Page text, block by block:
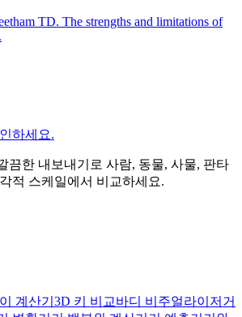
TD. The strengths and limitations of
하세요.
끔한 내보내기로 사람, 동물, 사물, 판타
적 스케일에서 비교하세요.
계산기 3D 키 비교바디 비주얼라이저 거